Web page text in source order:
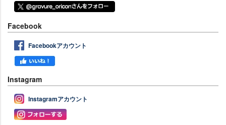
Facebook
Facebookアカウント
Instagram
Instagramアカウント